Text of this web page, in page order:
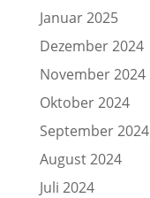
Januar 2025
Dezember 2024
November 2024
Oktober 2024
September 2024
August 2024
Juli 2024